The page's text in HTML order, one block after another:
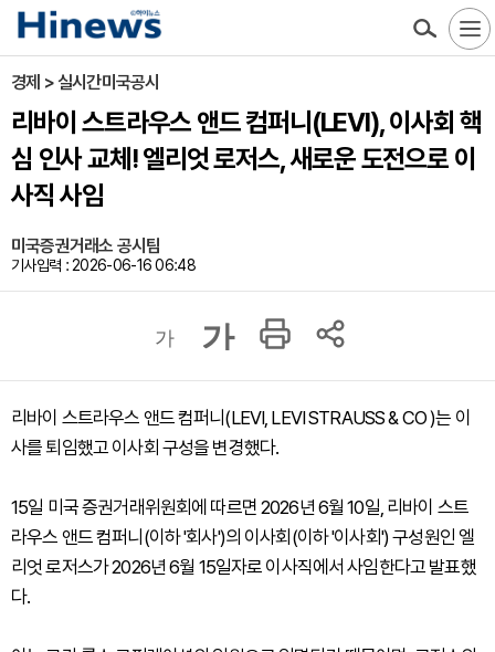
경제 > 실시간미국공시
리바이 스트라우스 앤드 컴퍼니(LEVI), 이사회 핵
심 인사 교체! 엘리엇 로저스, 새로운 도전으로 이
사직 사임
미국증권거래소 공시팀
기사입력 : 2026-06-16 06:48
가 가
리바이 스트라우스 앤드 컴퍼니(LEVI, LEVI STRAUSS & CO )는 이
사를 퇴임했고 이사회 구성을 변경했다.
15일 미국 증권거래위원회에 따르면 2026년 6월 10일, 리바이 스트
라우스 앤드 컴퍼니(이하 '회사')의 이사회(이하 '이사회') 구성원인 엘
리엇 로저스가 2026년 6월 15일자로 이사직에서 사임한다고 발표했
다.